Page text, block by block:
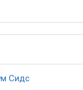
Сидс